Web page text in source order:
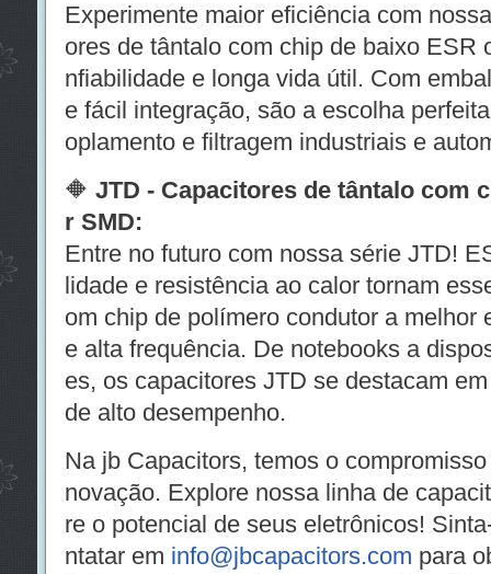
Experimente maior eficiência com
ores de tântalo com chip de baixo ESR
nfiabilidade e longa vida útil. Com
e fácil integração, são a escolha
oplamento e filtragem industriais e
🔶 JTD - Capacitores de tântalo com
r SMD:
Entre no futuro com nossa série JTD!
lidade e resistência ao calor tornam
om chip de polímero condutor a melhor
e alta frequência. De notebooks a
es, os capacitores JTD se destacam
de alto desempenho.
Na jb Capacitors, temos o
novação. Explore nossa linha de
re o potencial de seus eletrônicos!
ntatar em info@jbcapacitors.com para